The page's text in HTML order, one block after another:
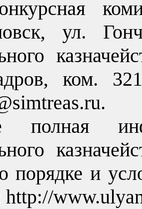
ул.
ком.
полная
порядке и
http://